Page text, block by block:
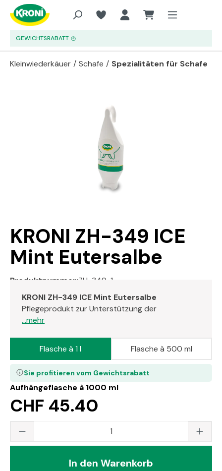
Zum Hauptinhalt springen
GEWICHTSRABATT
Kleinwiederkäuer / Schafe / Spezialitäten für Schafe
KRONI ZH-349 ICE
Mint Eutersalbe
Produktnummer:ZH-349-1
KRONI ZH-349 ICE Mint Eutersalbe
Pflegeprodukt zur Unterstützung der
...mehr
Aufhängeflasche à 1000 ml
CHF 45.40
Sie profitieren vom Gewichtsrabatt
Flasche à 1 l Flasche à 500 ml
Produkt Anzahl: Gib den gewünschten
In den Warenkorb